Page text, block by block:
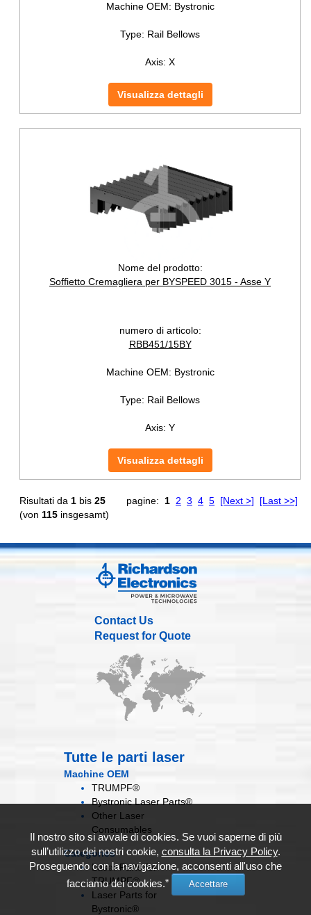
Machine OEM: Bystronic
Type: Rail Bellows
Axis: X
Visualizza dettagli
Nome del prodotto:
Soffietto Cremagliera per BYSPEED 3015 - Asse Y
numero di articolo:
RBB451/15BY
Machine OEM: Bystronic
Type: Rail Bellows
Axis: Y
Visualizza dettagli
pagine: 1 2 3 4 5 [Next >] [Last >>]
Risultati da 1 bis 25
(von 115 insgesamt)
Contact Us
Request for Quote
Tutte le parti laser
Machine OEM
TRUMPF®
Bystronic Laser Parts®
Other Laser
Consumables
Categories
Laser Parts for
TRUMPF®
Laser Parts for
Bystronic®
Il nostro sito si avvale di cookies. Se vuoi saperne di più
sull’utilizzo dei nostri cookie, consulta la Privacy Policy.
Proseguendo con la navigazione, acconsenti all'uso che
facciamo dei cookies.”
Accettare